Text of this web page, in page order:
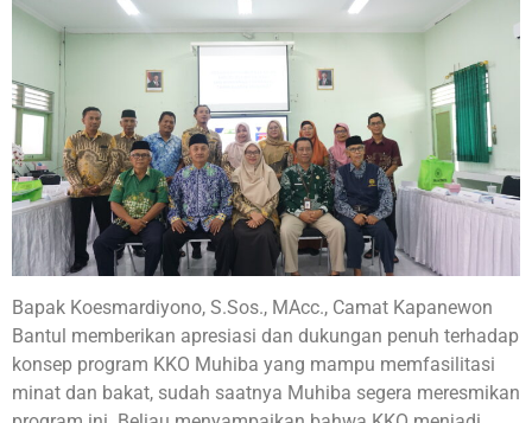
Bapak Koesmardiyono, S.Sos., MAcc., Camat Kapanewon
Bantul memberikan apresiasi dan dukungan penuh terhadap
konsep program KKO Muhiba yang mampu memfasilitasi
minat dan bakat, sudah saatnya Muhiba segera meresmikan